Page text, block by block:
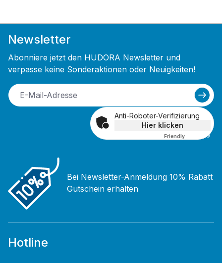
Newsletter
Abonniere jetzt den HUDORA Newsletter und
verpasse keine Sonderaktionen oder Neuigkeiten!
Anti-Roboter-Verifizierung
Hier klicken
Friendly Captcha ⇗
Bei Newsletter-Anmeldung 10% Rabatt
Gutschein erhalten
Hotline